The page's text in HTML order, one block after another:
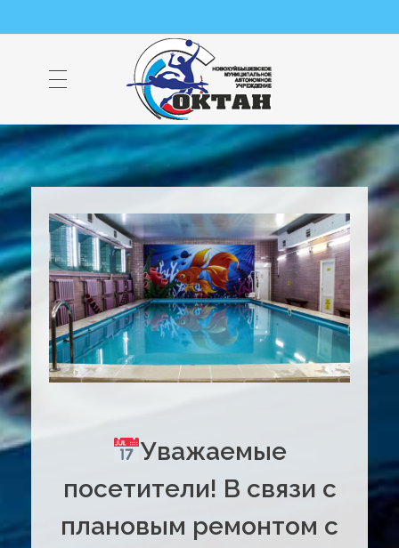
НМАУ "ФОК "ОКТАН" | Официальный сайт
НМАУ "ФОК"ОКТАН". Центр спорта, оздоровления и закаливания. Тел. 8 (84635) 9-68-79
Уважаемые
посетители! В связи с
плановым ремонтом с